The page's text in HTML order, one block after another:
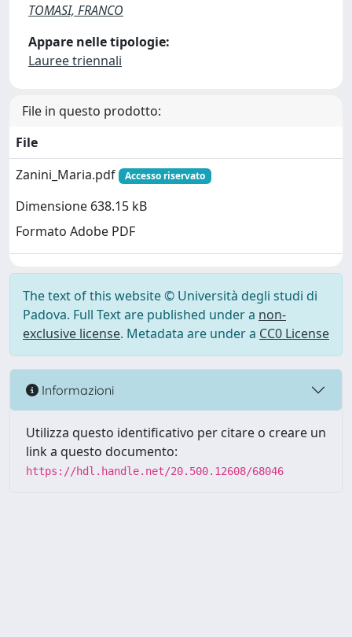
TOMASI, FRANCO
Appare nelle tipologie:
Lauree triennali
File in questo prodotto:
File
Zanini_Maria.pdf
Accesso riservato
Dimensione 638.15 kB
Formato Adobe PDF
The text of this website © Università degli studi di
Padova. Full Text are published under a non-
exclusive license. Metadata are under a CC0 License
Informazioni
Utilizza questo identificativo per citare o creare un
link a questo documento:
https://hdl.handle.net/20.500.12608/68046